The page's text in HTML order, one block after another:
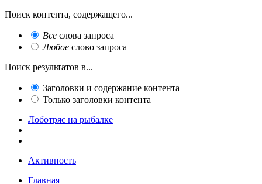
Поиск контента, содержащего...
Все слова запроса
Любое слово запроса
Поиск результатов в...
Заголовки и содержание контента
Только заголовки контента
Лоботряс на рыбалке
Активность
Главная